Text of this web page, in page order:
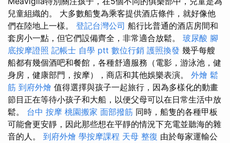
兒童組織的。 大多數船隻為乘客提供酒店條件，就好像他
們在陸地上一樣。 登記台灣公司 船行比普通的酒店房間和
套房小一點，但它們設備齊全，非常適合放鬆。 玻尿酸 腳
底按摩證照 記帳士 自學 ptt 數位行銷 護照換發 幾乎每艘
船都有幾個酒吧和餐館，各種舒適服務（電影，游泳池，健
身房，健康部門，按摩），商店和其他娛樂表演。 外燴 鬆
筋 到府外燴 值得選擇與孩子一起旅行，因為多樣化的動畫
節目正在等待小孩子和大船，以便父母可以在日常生活中放
鬆。 台中 按摩 桃園搬家 面部撥筋 同時，船隻的各種甲板
可能會更安靜，因此那些想在平靜的情況下充電並聽海的雜
音的人。 到府外燴 學按摩課程 天母 整復 由於每家運輸公